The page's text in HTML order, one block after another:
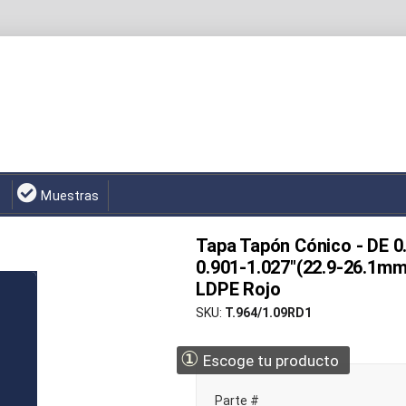
Muestras
Tapa Tapón Cónico - DE
0.901-1.027"(22.9-
LDPE Rojo
SKU T.964/1.09RD1
① Escoge tu producto
Parte #